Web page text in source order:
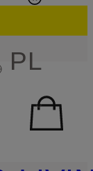
PL